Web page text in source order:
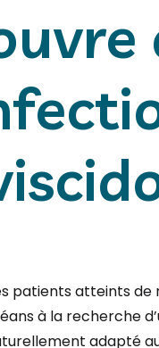
patients atteints de
à la recherche
adapté